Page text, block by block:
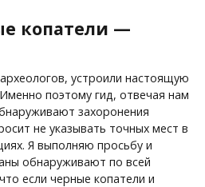
копатели —
устроили настоящую
поэтому гид, отвечая нам
захоронения
не указывать точных мест в
Я выполняю просьбу и
обнаруживают по всей
если черные копатели и